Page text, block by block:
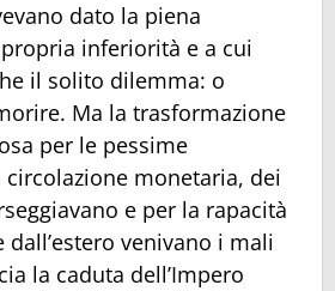
dato la piena
inferiorità e a cui
il solito dilemma: o
Ma la trasformazione
per le pessime
monetaria, dei
e per la rapacità
venivano i mali
la caduta dell’Impero